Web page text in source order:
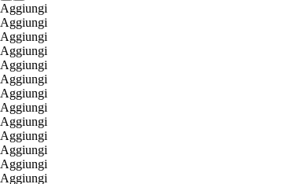
Aggiungi
Aggiungi
Aggiungi
Aggiungi
Aggiungi
Aggiungi
Aggiungi
Aggiungi
Aggiungi
Aggiungi
Aggiungi
Aggiungi
Aggiungi